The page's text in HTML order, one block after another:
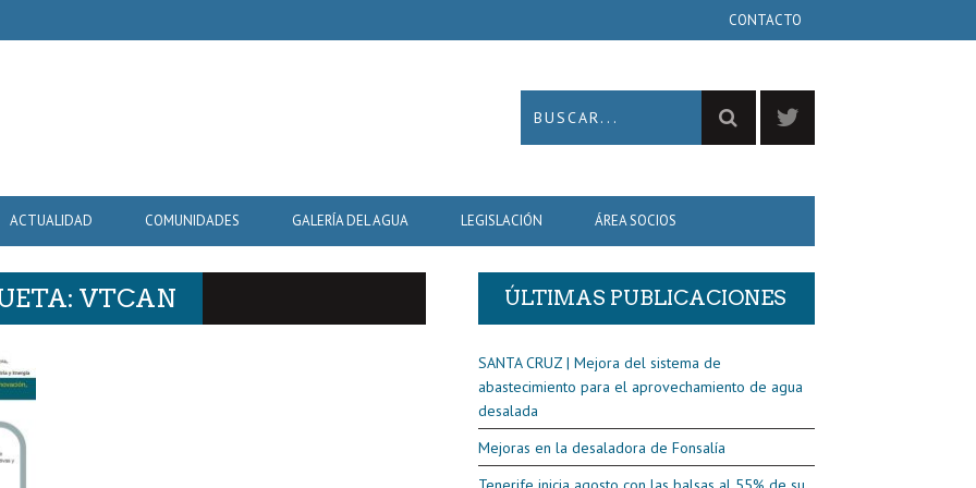
CONTACTO
ACTUALIDAD COMUNIDADES GALERÍA DEL AGUA LEGISLACIÓN ÁREA SOCIOS
VTCAN ÚLTIMAS PUBLICACIONES
SANTA CRUZ | Mejora del sistema de
abastecimiento para el aprovechamiento de agua
desalada
Mejoras en la desaladora de Fonsalía